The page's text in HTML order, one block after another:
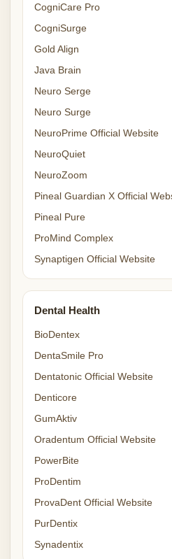
CogniCare Pro
CogniSurge
Gold Align
Java Brain
Neuro Serge
Neuro Surge
NeuroPrime Official Website
NeuroQuiet
NeuroZoom
Pineal Guardian X Official
Pineal Pure
ProMind Complex
Synaptigen Official Website
Dental Health
BioDentex
DentaSmile Pro
Dentatonic Official Website
Denticore
GumAktiv
Oradentum Official Website
PowerBite
ProDentim
ProvaDent Official Website
PurDentix
Synadentix